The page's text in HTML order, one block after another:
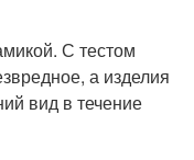
С тестом
а изделия
вид в течение